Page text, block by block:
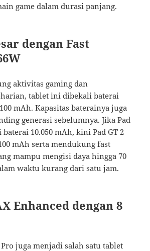
game dalam durasi panjang.
dengan Fast
aktivitas gaming dan
tablet ini dibekali baterai
mAh. Kapasitas baterainya juga
generasi sebelumnya. Jika Pad
10.050 mAh, kini Pad GT 2
mAh serta mendukung fast
mampu mengisi daya hingga 70
waktu kurang dari satu jam.
Enhanced dengan 8
juga menjadi salah satu tablet